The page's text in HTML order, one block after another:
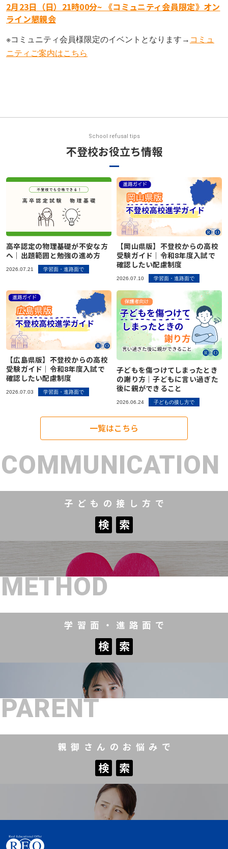
2月23日（日）21時00分~ 《コミュニティ会員限定》オン
ライン懇親会
※コミュニティ会員様限定のイベントとなります→ コミュ
ニティご案内はこちら
School refusal tips
不登校お役立ち情報
高卒認定の物理基礎が不安な方
へ｜出題範囲と勉強の進め方
2026.07.21 学習面・進路面で
【岡山県版】不登校からの高校
受験ガイド｜令和8年度入試で
確認したい配慮制度
2026.07.10 学習面・進路面で
【広島県版】不登校からの高校
受験ガイド｜令和8年度入試で
確認したい配慮制度
2026.07.03 学習面・進路面で
子どもを傷つけてしまったとき
の謝り方｜子どもに言い過ぎた
後に親ができること
2026.06.24 子どもの接し方で
一覧はこちら
子どもの接し方で
検 索
検 索
COMMUNICATION
学習面・進路面で
検 索
検 索
METHOD
親御さんのお悩みで
検 索
検 索
PARENT